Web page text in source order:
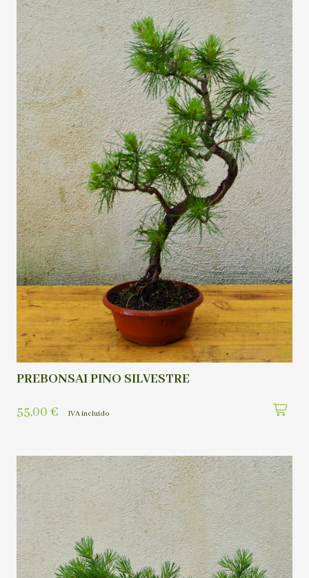
PREBONSAI PINO SILVESTRE
55,00 € IVA incluído